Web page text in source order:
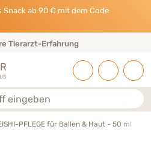
Snack ab 90 € mit dem Code
Tierarzt-Erfahrung
PFLEGE für Ballen & Haut - 50 ml